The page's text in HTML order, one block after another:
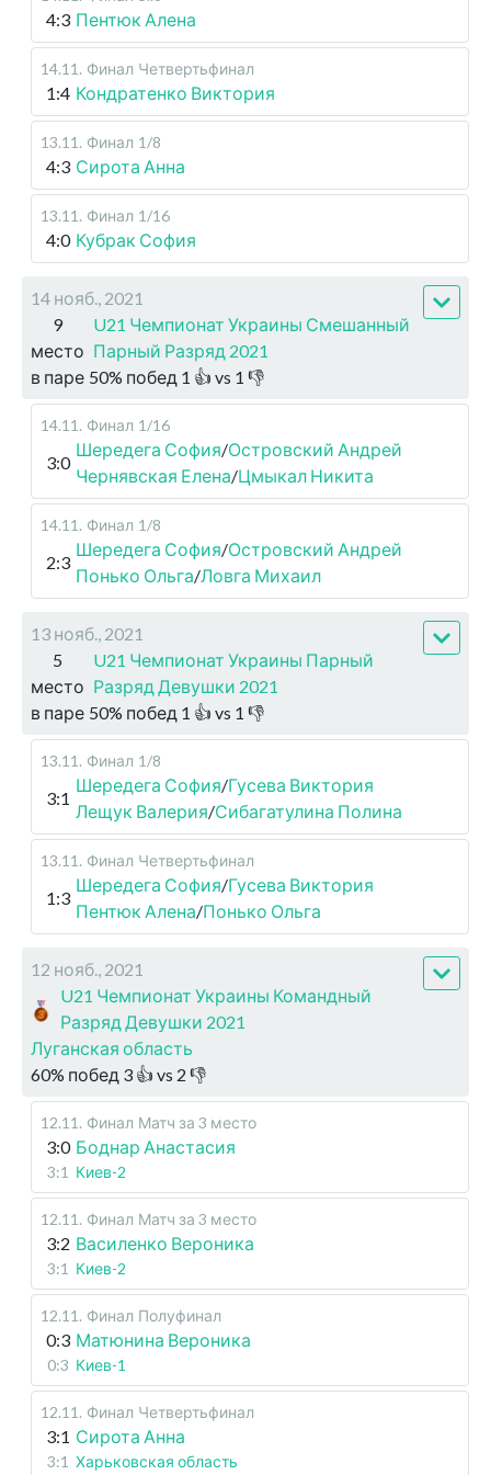
4:3 Пентюк Алена
14.11 . Финал Четвертьфинал
1:4 Кондратенко Виктория
13.11 . Финал 1/8
4:3 Сирота Анна
13.11 . Финал 1/16
4:0 Кубрак София
14 нояб., 2021
9
место
U21 Чемпионат Украины Смешанный
Парный Разряд 2021
в паре 50% побед 1 👍 vs 1 👎
14.11 . Финал 1/16
3:0
Шередега София/Островский Андрей
Чернявская Елена/Цмыкал Никита
14.11 . Финал 1/8
2:3
Шередега София/Островский Андрей
Понько Ольга/Ловга Михаил
13 нояб., 2021
5
место
U21 Чемпионат Украины Парный
Разряд Девушки 2021
в паре 50% побед 1 👍 vs 1 👎
13.11 . Финал 1/8
3:1
Шередега София/Гусева Виктория
Лещук Валерия/Сибагатулина Полина
13.11 . Финал Четвертьфинал
1:3
Шередега София/Гусева Виктория
Пентюк Алена/Понько Ольга
12 нояб., 2021
U21 Чемпионат Украины Командный
Разряд Девушки 2021
Луганская область
60% побед 3 👍 vs 2 👎
12.11 . Финал Матч за 3 место
3:0 Боднар Анастасия
3:1 Киев-2
12.11 . Финал Матч за 3 место
3:2 Василенко Вероника
3:1 Киев-2
12.11 . Финал Полуфинал
0:3 Матюнина Вероника
0:3 Киев-1
12.11 . Финал Четвертьфинал
3:1 Сирота Анна
3:1 Харьковская область